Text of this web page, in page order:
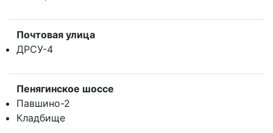
Почтовая улица
ДРСУ-4
Пенягинское шоссе
Павшино-2
Кладбище